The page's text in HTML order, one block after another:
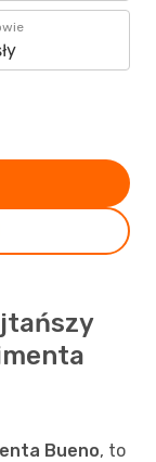
Bueno, to